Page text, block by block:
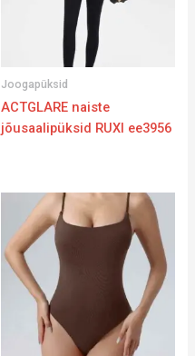
Joogapüksid
ACTGLARE naiste
jõusaalipüksid RUXI ee3956